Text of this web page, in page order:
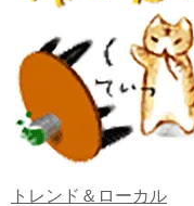
トレンド＆ローカル